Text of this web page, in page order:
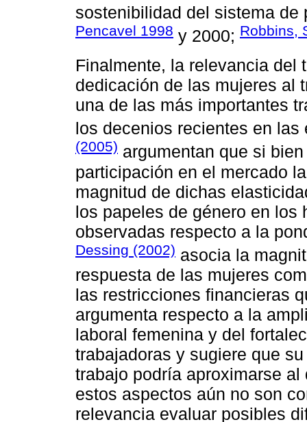
sostenibilidad del sistema de
Pencavel 1998 y 2000; Robbins,
Finalmente, la relevancia del
dedicación de las mujeres al
una de las más importantes
los decenios recientes en
(2005) argumentan que si
participación en el mercado
magnitud de dichas
los papeles de género en los
observadas respecto a la
Dessing (2002) asocia la
respuesta de las mujeres
las restricciones financieras
argumenta respecto a la
laboral femenina y del
trabajadoras y sugiere que
trabajo podría aproximarse
estos aspectos aún no son
relevancia evaluar posibles